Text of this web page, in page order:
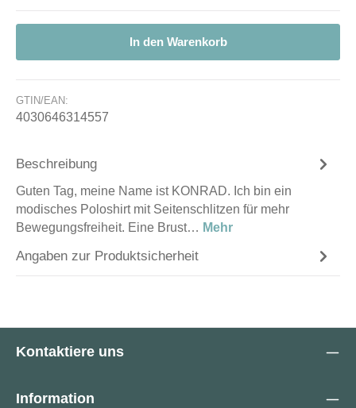
In den Warenkorb
GTIN/EAN:
4030646314557
Beschreibung
Guten Tag, meine Name ist KONRAD. Ich bin ein
modisches Poloshirt mit Seitenschlitzen für mehr
Bewegungsfreiheit. Eine Brust… Mehr
Angaben zur Produktsicherheit
Kontaktiere uns
Information